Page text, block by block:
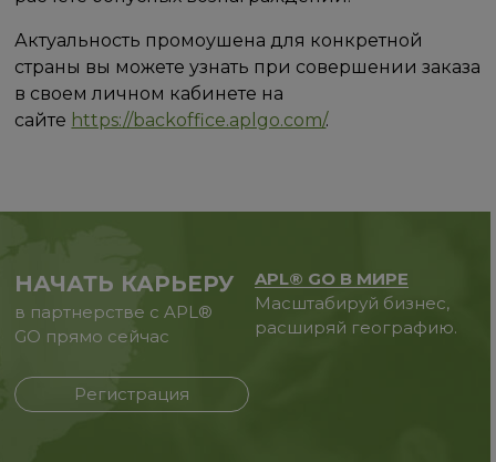
Актуальность промоушена для конкретной
страны вы можете узнать при совершении заказа
в своем личном кабинете на
сайте https://backoffice.aplgo.com/.
НАЧАТЬ КАРЬЕРУ
в партнерстве с APL®
GO прямо сейчас
Регистрация
APL® GO В МИРЕ
Масштабируй бизнес,
расширяй географию.